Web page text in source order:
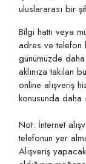
uluslararası bir
Bilgi hattı veya
adres ve telefon
günümüzde
aklınıza takılan
online alışveriş
konusunda daha
Not: İnternet
telefonun yer
Alışveriş